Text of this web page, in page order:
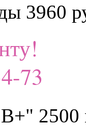
3960
73
2500